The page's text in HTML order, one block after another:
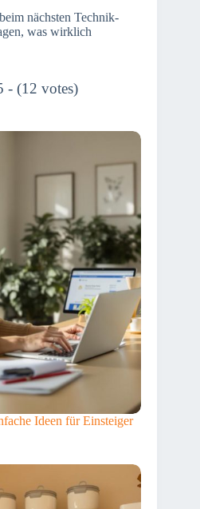
nächsten Technik-
was wirklich
- (12 votes)
Ideen für Einsteiger